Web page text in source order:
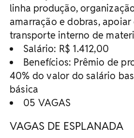
linha produção,
amarração e dobras,
transporte interno de
Salário: R$ 1.412,00
Benefícios: Prêmio de
40% do valor do salário
básica
05 VAGAS
VAGAS DE ESPLANADA